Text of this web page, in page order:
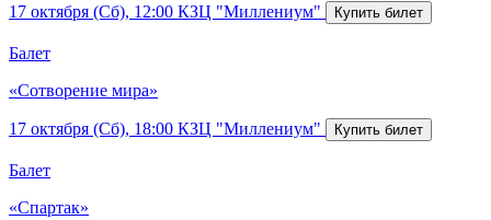
17 октября (Сб), 12:00 КЗЦ "Миллениум"
Балет
«Сотворение мира»
17 октября (Сб), 18:00 КЗЦ "Миллениум"
Балет
«Спартак»